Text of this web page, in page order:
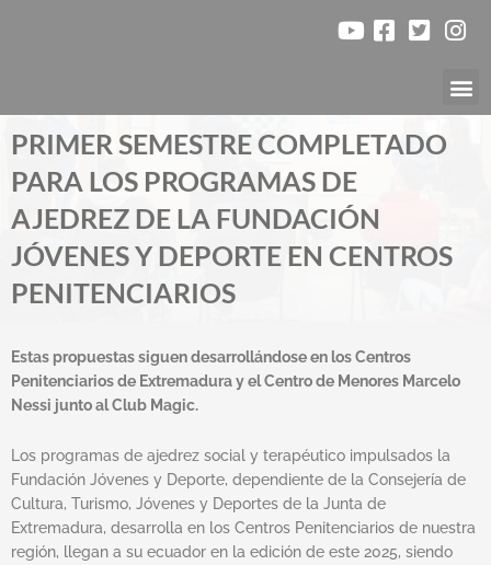
PRIMER SEMESTRE COMPLETADO
PARA LOS PROGRAMAS DE
AJEDREZ DE LA FUNDACIÓN
JÓVENES Y DEPORTE EN CENTROS
PENITENCIARIOS
Estas propuestas siguen desarrollándose en los Centros
Penitenciarios de Extremadura y el Centro de Menores Marcelo
Nessi junto al Club Magic.
Los programas de ajedrez social y terapéutico impulsados la
Fundación Jóvenes y Deporte, dependiente de la Consejería de
Cultura, Turismo, Jóvenes y Deportes de la Junta de
Extremadura, desarrolla en los Centros Penitenciarios de nuestra
región, llegan a su ecuador en la edición de este 2025, siendo